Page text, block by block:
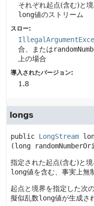
それぞれ起点(含む)と
long値のストリーム
スロー:
合、または
上の場合
導入されたバージョン:
1.8
longs
public LongStream
(long
指定された起点(含む)と
long値を含む、事実上無
起点と境界を指定した次
擬似乱数long値が生成さ